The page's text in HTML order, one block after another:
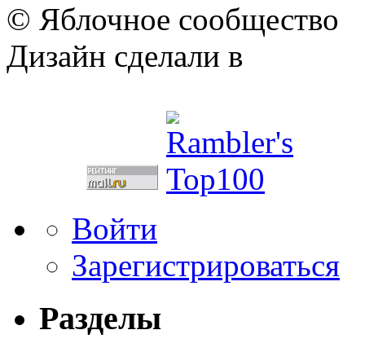
© Яблочное сообщество
Дизайн сделали в
Войти
Зарегистрироваться
Разделы